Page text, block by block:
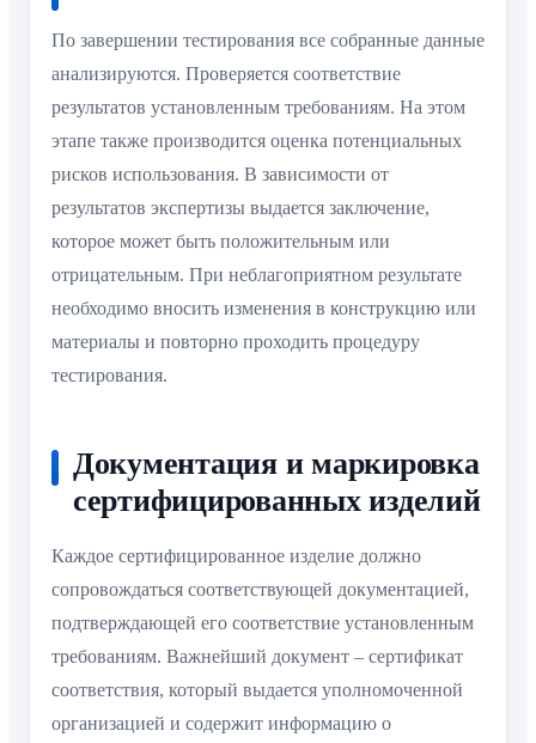
По завершении тестирования все собранные данные
анализируются. Проверяется соответствие
результатов установленным требованиям. На этом
этапе также производится оценка потенциальных
рисков использования. В зависимости от
результатов экспертизы выдается заключение,
которое может быть положительным или
отрицательным. При неблагоприятном результате
необходимо вносить изменения в конструкцию или
материалы и повторно проходить процедуру
тестирования.
Документация и маркировка
сертифицированных изделий
Каждое сертифицированное изделие должно
сопровождаться соответствующей документацией,
подтверждающей его соответствие установленным
требованиям. Важнейший документ – сертификат
соответствия, который выдается уполномоченной
организацией и содержит информацию о